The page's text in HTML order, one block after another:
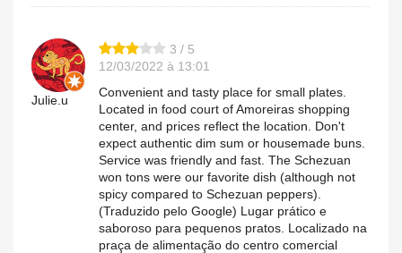
Julie.u
3 / 5
12/03/2022 à 13:01
Convenient and tasty place for small plates.
Located in food court of Amoreiras shopping
center, and prices reflect the location. Don't
expect authentic dim sum or housemade buns.
Service was friendly and fast. The Schezuan
won tons were our favorite dish (although not
spicy compared to Schezuan peppers).
(Traduzido pelo Google) Lugar prático e
saboroso para pequenos pratos. Localizado na
praça de alimentação do centro comercial